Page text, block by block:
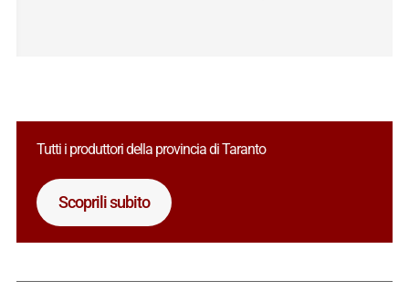
Tutti i produttori della provincia di Taranto
Scoprili subito